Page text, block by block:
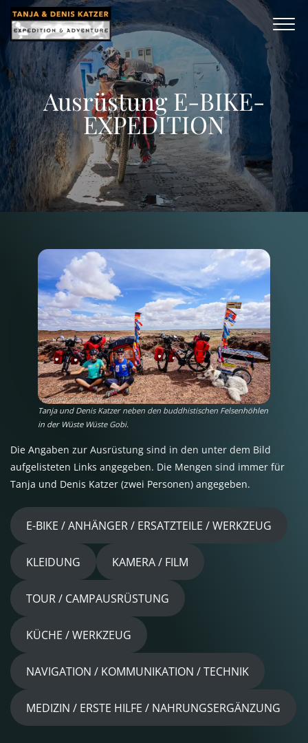
Ausrüstung E-BIKE-
EXPEDITION
Tanja und Denis Katzer neben den buddhistischen Felsenhöhlen
in der Wüste Wüste Gobi.
Die Angaben zur Ausrüstung sind in den unter dem Bild
aufgelisteten Links angegeben. Die Mengen sind immer für
Tanja und Denis Katzer (zwei Personen) angegeben.
E-BIKE / ANHÄNGER / ERSATZTEILE / WERKZEUG
KLEIDUNG KAMERA / FILM
TOUR / CAMPAUSRÜSTUNG
KÜCHE / WERKZEUG
NAVIGATION / KOMMUNIKATION / TECHNIK
MEDIZIN / ERSTE HILFE / NAHRUNGSERGÄNZUNG